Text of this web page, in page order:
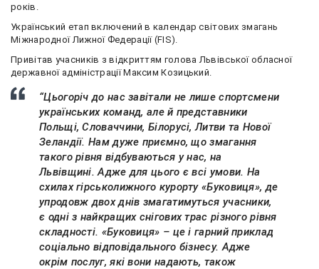
років.
Український етап включений в календар світових змагань
Міжнародної Лижної Федерації (FIS).
Привітав учасників з відкриттям голова Львівської обласної
державної адміністрації Максим Козицький.
“Цьогоріч до нас завітали не лише спортсмени
українських команд, але й представники
Польщі, Словаччини, Білорусі, Литви та Нової
Зеландії. Нам дуже приємно, що змагання
такого рівня відбуваються у нас, на
Львівщині. Адже для цього є всі умови. На
схилах гірськолижного курорту «Буковиця», де
упродовж двох днів змагатимуться учасники,
є одні з найкращих снігових трас різного рівня
складності. «Буковиця» – це і гарний приклад
соціально відповідального бізнесу. Адже
окрім послуг, які вони надають, також